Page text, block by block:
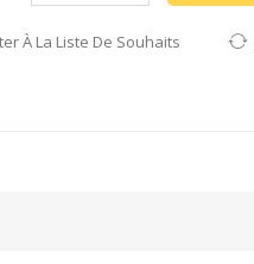
À La Liste De Souhaits